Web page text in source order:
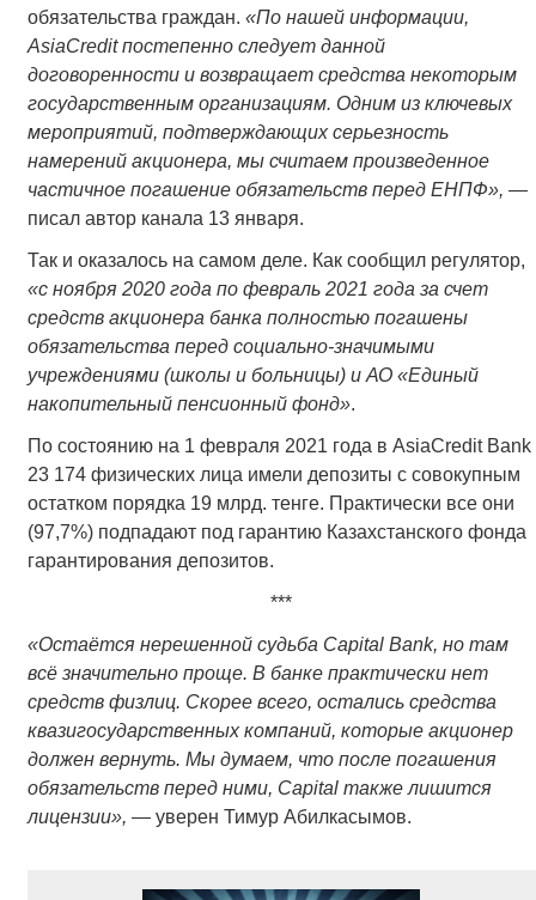
обязательства граждан. «По нашей информации,
AsiaCredit постепенно следует данной
договоренности и возвращает средства некоторым
государственным организациям. Одним из ключевых
мероприятий, подтверждающих серьезность
намерений акционера, мы считаем произведенное
частичное погашение обязательств перед ЕНПФ», —
писал автор канала 13 января.
Так и оказалось на самом деле. Как сообщил регулятор,
«с ноября 2020 года по февраль 2021 года за счет
средств акционера банка полностью погашены
обязательства перед социально-значимыми
учреждениями (школы и больницы) и АО «Единый
накопительный пенсионный фонд».
По состоянию на 1 февраля 2021 года в AsiaCredit Bank
23 174 физических лица имели депозиты с совокупным
остатком порядка 19 млрд. тенге. Практически все они
(97,7%) подпадают под гарантию Казахстанского фонда
гарантирования депозитов.
***
«Остаётся нерешенной судьба Capital Bank, но там
всё значительно проще. В банке практически нет
средств физлиц. Скорее всего, остались средства
квазигосударственных компаний, которые акционер
должен вернуть. Мы думаем, что после погашения
обязательств перед ними, Capital также лишится
лицензии», — уверен Тимур Абилкасымов.